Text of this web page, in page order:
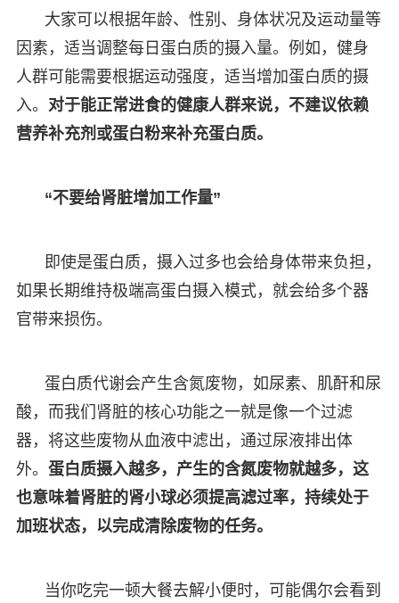
大家可以根据年龄、性别、身体状况及运动量等
因素，适当调整每日蛋白质的摄入量。例如，健身
人群可能需要根据运动强度，适当增加蛋白质的摄
入。 对于能正常进食的健康人群来说，不建议依赖
营养补充剂或蛋白粉来补充蛋白质。
“不要给肾脏增加工作量”
即使是蛋白质，摄入过多也会给身体带来负担，
如果长期维持极端高蛋白摄入模式，就会给多个器
官带来损伤。
蛋白质代谢会产生含氮废物，如尿素、肌酐和尿
酸，而我们肾脏的核心功能之一就是像一个过滤
器，将这些废物从血液中滤出，通过尿液排出体
外。 蛋白质摄入越多，产生的含氮废物就越多，这
也意味着肾脏的肾小球必须提高滤过率，持续处于
加班状态，以完成清除废物的任务。
当你吃完一顿大餐去解小便时，可能偶尔会看到